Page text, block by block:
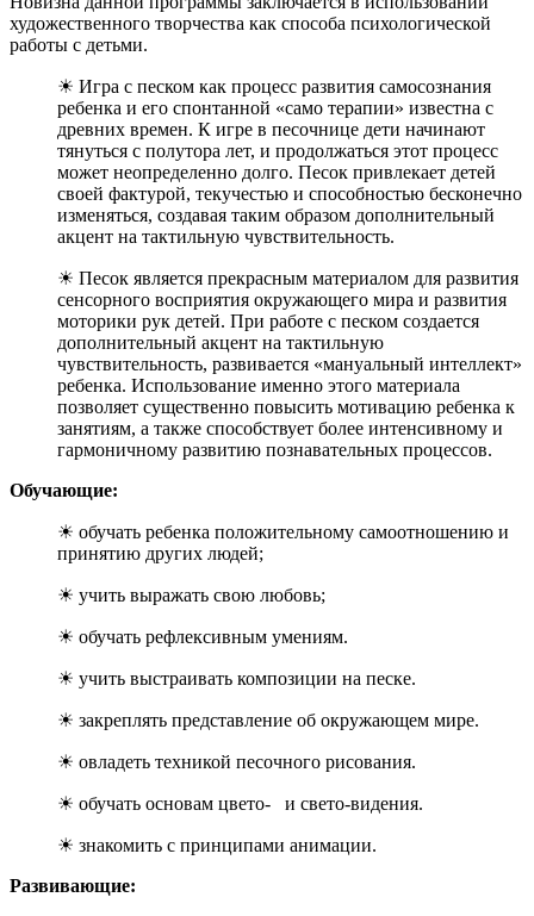
художественного творчества как способа психологической
работы с детьми.
☀ Игра с песком как процесс развития самосознания
ребенка и его спонтанной «само терапии» известна с
древних времен. К игре в песочнице дети начинают
тянуться с полутора лет, и продолжаться этот процесс
может неопределенно долго. Песок привлекает детей
своей фактурой, текучестью и способностью бесконечно
изменяться, создавая таким образом дополнительный
акцент на тактильную чувствительность.
☀ Песок является прекрасным материалом для развития
сенсорного восприятия окружающего мира и развития
моторики рук детей. При работе с песком создается
дополнительный акцент на тактильную
чувствительность, развивается «мануальный интеллект»
ребенка. Использование именно этого материала
позволяет существенно повысить мотивацию ребенка к
занятиям, а также способствует более интенсивному и
гармоничному развитию познавательных процессов.
Обучающие:
☀ обучать ребенка положительному самоотношению и
принятию других людей;
☀ учить выражать свою любовь;
☀ обучать рефлексивным умениям.
☀ учить выстраивать композиции на песке.
☀ закреплять представление об окружающем мире.
☀ овладеть техникой песочного рисования.
☀ обучать основам цвето- и свето-видения.
☀ знакомить с принципами анимации.
Развивающие: